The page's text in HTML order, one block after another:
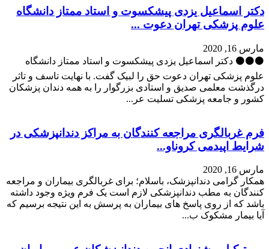
دکتر اسماعیل یزدی پیشکسوت و استاد ممتاز دانشگاه
علوم پزشکی تهران دعوت ...
مارس 16, 2020
⚫️⚫️⚫️ دکتر اسماعیل یزدی پیشکسوت و استاد ممتاز دانشگاه
علوم پزشکی تهران دعوت حق را لبیک گفت. با نهایت تاسف و تاثر
درگذشت معلمی صدیق و استادی بزرگوار را به همه دندان پزشکان
کشور و جامعه پزشکی تسلیت عر...
فرم غربالگری مراجعه کنندگان به مراکز دندانپزشکی در
شرایط اپیدمی کروناو...
مارس 16, 2020
همکار گرامی دندانپزشک، باسلام؛ برای غربالگری بیماران و مراجعه
کنندگان به مطب دندانپزشکی لازم است یک فرم ویژه وجود داشته
باشد که از روی پاسخ های بیماران به پرسش به این نتیجه برسیم که
آیا بیمار مشکوک ب...